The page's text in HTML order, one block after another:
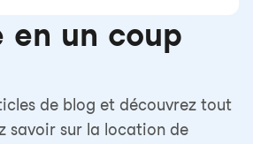
en un coup
de blog et découvrez tout
savoir sur la location de